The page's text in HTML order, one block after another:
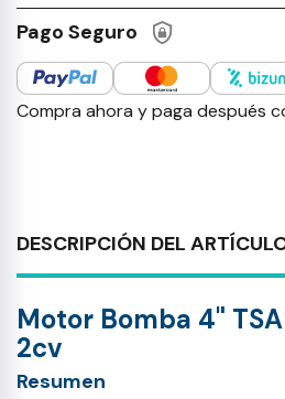
Pago Seguro
Compra ahora y paga después
DESCRIPCIÓN DEL
Motor Bomba 4"
2cv
Resumen